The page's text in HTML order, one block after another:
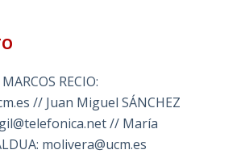
RECIO:
// Juan Miguel SÁNCHEZ
// María
molivera@ucm.es